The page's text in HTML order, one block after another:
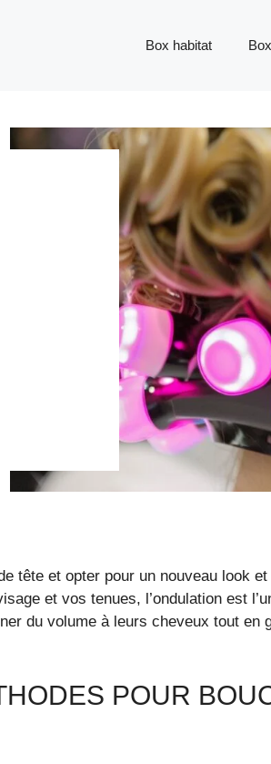
Box habitat
tête et opter pour un nouveau look
et vos tenues, l’ondulation est
du volume à leurs cheveux tout en
POUR